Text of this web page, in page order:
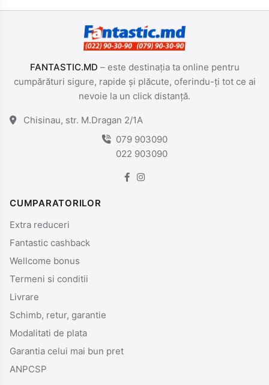
FANTASTIC.MD – este destinația ta online pentru
cumpărături sigure, rapide și plăcute, oferindu-ți tot ce ai
nevoie la un click distanță.
Chisinau, str. M.Dragan 2/1A
079 903090
022 903090
CUMPARATORILOR
Extra reduceri
Fantastic cashback
Wellcome bonus
Termeni si conditii
Livrare
Schimb, retur, garantie
Modalitati de plata
Garantia celui mai bun pret
ANPCSP